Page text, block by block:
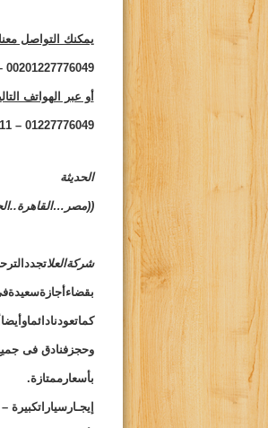
يمكنك التواصل
00201227776049 – 00201001064011 –
أو عبر الهواتف
01227776049 – 01001064011 –
الحديثة
شركةالعلا
وحجزفنادق فى
بأسعارممتازة.